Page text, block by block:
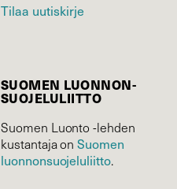
Tilaa uutiskirje
SUOMEN LUONNON­
SUOJELU­LIITTO
Suomen Luonto -lehden
kustantaja onSuomen
luonnonsuojelu­liitto.